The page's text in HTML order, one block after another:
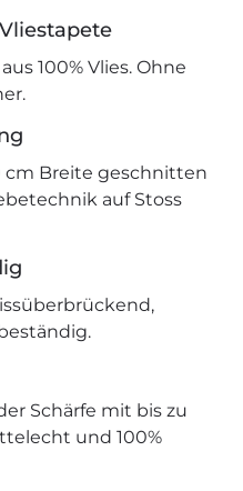
100% Vlies. Ohne
cm Breite geschnitten
auf Stoss
Schärfe mit bis zu
und 100%